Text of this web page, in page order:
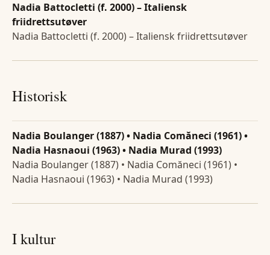
Nadia Battocletti (f. 2000) – Italiensk
friidrettsutøver
Nadia Battocletti (f. 2000) – Italiensk friidrettsutøver
Historisk
Nadia Boulanger (1887) • Nadia Comăneci (1961) •
Nadia Hasnaoui (1963) • Nadia Murad (1993)
Nadia Boulanger (1887) • Nadia Comăneci (1961) •
Nadia Hasnaoui (1963) • Nadia Murad (1993)
I kultur